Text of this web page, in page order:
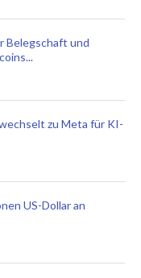
Belegschaft und
zu Meta für KI-
US-Dollar an